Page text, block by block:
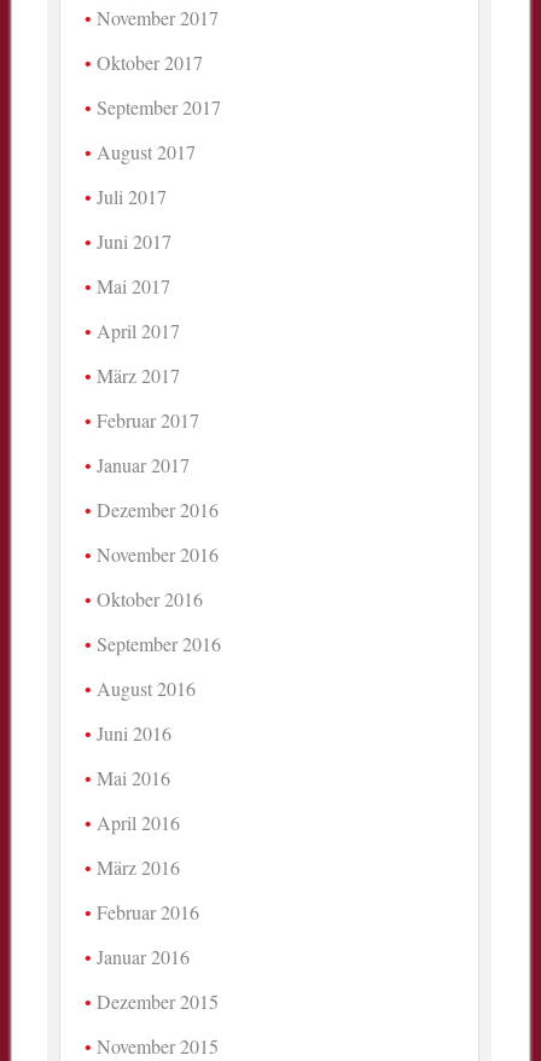
November 2017
Oktober 2017
September 2017
August 2017
Juli 2017
Juni 2017
Mai 2017
April 2017
März 2017
Februar 2017
Januar 2017
Dezember 2016
November 2016
Oktober 2016
September 2016
August 2016
Juni 2016
Mai 2016
April 2016
März 2016
Februar 2016
Januar 2016
Dezember 2015
November 2015